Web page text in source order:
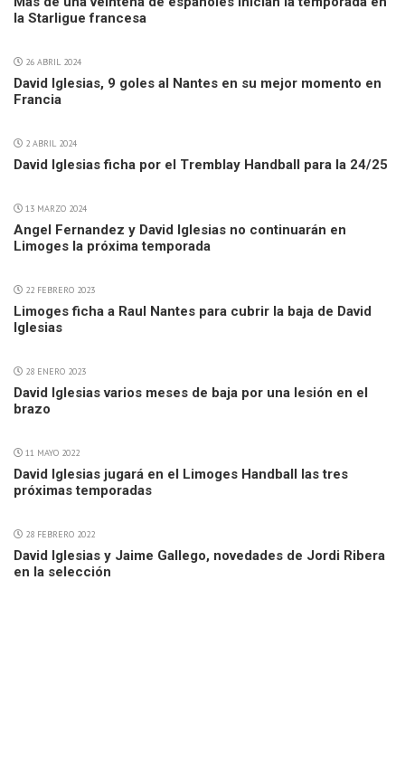
la Starligue francesa
26 ABRIL 2024
David Iglesias, 9 goles al Nantes en su mejor momento en
Francia
2 ABRIL 2024
David Iglesias ficha por el Tremblay Handball para la 24/25
13 MARZO 2024
Angel Fernandez y David Iglesias no continuarán en
Limoges la próxima temporada
22 FEBRERO 2023
Limoges ficha a Raul Nantes para cubrir la baja de David
Iglesias
28 ENERO 2023
David Iglesias varios meses de baja por una lesión en el
brazo
11 MAYO 2022
David Iglesias jugará en el Limoges Handball las tres
próximas temporadas
28 FEBRERO 2022
David Iglesias y Jaime Gallego, novedades de Jordi Ribera
en la selección